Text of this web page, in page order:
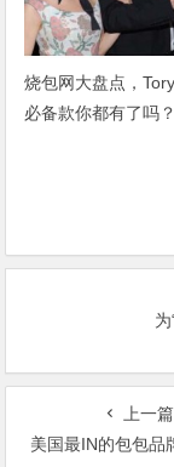
烧包网大盘点，
必备款你都有了吗？
上一篇
美国最IN的包包品牌有哪些?美国最IN